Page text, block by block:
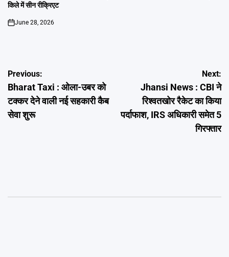
किले में सीन रीक्रिएट
on
June 28, 2026
Post
navigation
Previous:
Bharat Taxi : ओला-उबर को
टक्कर देने वाली नई सहकारी कैब
सेवा शुरू
Next:
Jhansi News : CBI ने
रिश्वतखोर रैकेट का किया
पर्दाफाश, IRS अधिकारी समेत 5
गिरफ्तार